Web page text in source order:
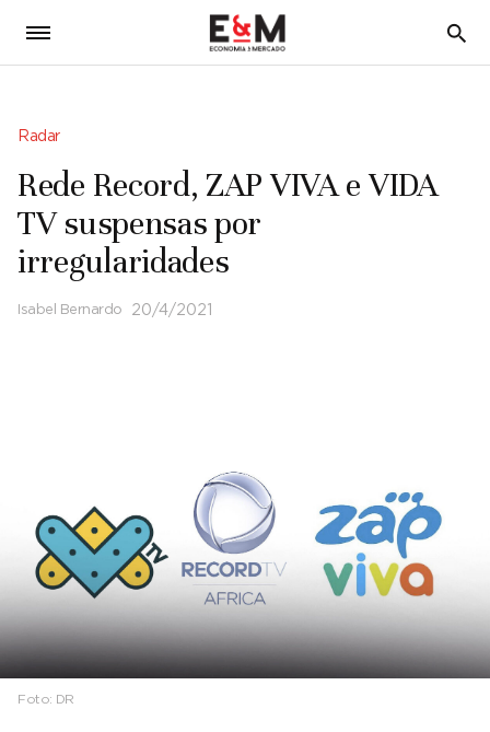
5
Radar
Rede Record, ZAP VIVA e VIDA
TV suspensas por
irregularidades
Isabel Bernardo 20/4/2021
Foto: DR